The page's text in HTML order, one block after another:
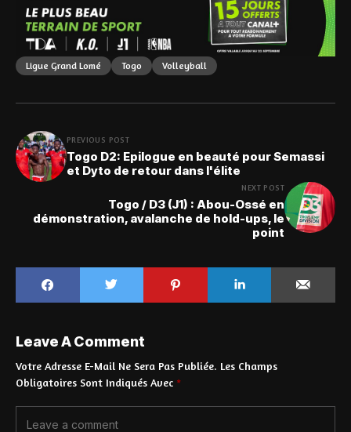
Ligue Grand Lomé Togo Volleyball
PREVIOUS POST
Togo D2: Epilogue en beauté pour Semassi
et Dyto de retour dans l'élite
NEXT POST
Togo / D3 (J1) : Abou-Ossé en
démonstration, avalanche de hold-ups, le
point
Leave A Comment
Votre Adresse E-Mail Ne Sera Pas Publiée. Les Champs
Obligatoires Sont Indiqués Avec *